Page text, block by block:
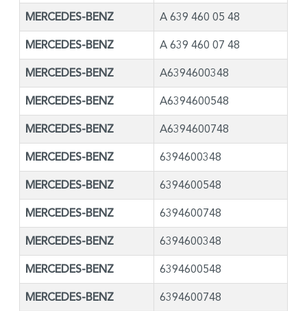
MERCEDES-BENZ A 639 460 05 48
MERCEDES-BENZ A 639 460 07 48
MERCEDES-BENZ A6394600348
MERCEDES-BENZ A6394600548
MERCEDES-BENZ A6394600748
MERCEDES-BENZ 6394600348
MERCEDES-BENZ 6394600548
MERCEDES-BENZ 6394600748
MERCEDES-BENZ 6394600348
MERCEDES-BENZ 6394600548
MERCEDES-BENZ 6394600748